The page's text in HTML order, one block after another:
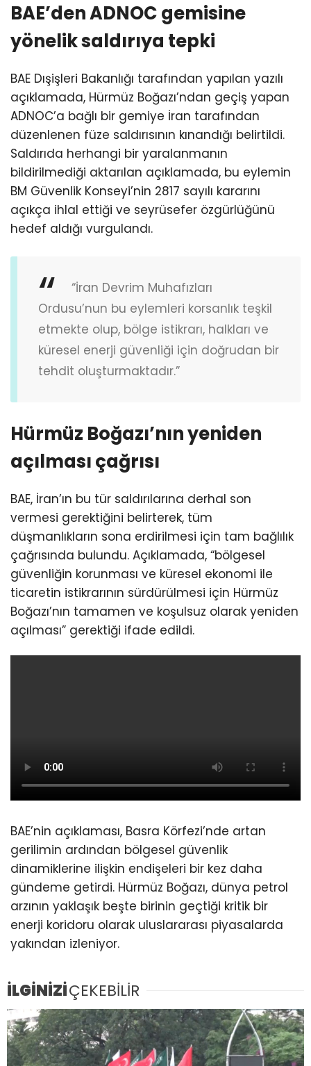
BAE’den ADNOC gemisine
yönelik saldırıya tepki
BAE Dışişleri Bakanlığı tarafından yapılan yazılı
açıklamada, Hürmüz Boğazı’ndan geçiş yapan
ADNOC’a bağlı bir gemiye İran tarafından
düzenlenen füze saldırısının kınandığı belirtildi.
Saldırıda herhangi bir yaralanmanın
bildirilmediği aktarılan açıklamada, bu eylemin
BM Güvenlik Konseyi’nin 2817 sayılı kararını
açıkça ihlal ettiği ve seyrüsefer özgürlüğünü
hedef aldığı vurgulandı.
“İran Devrim Muhafızları
Ordusu’nun bu eylemleri korsanlık teşkil
etmekte olup, bölge istikrarı, halkları ve
küresel enerji güvenliği için doğrudan bir
tehdit oluşturmaktadır.”
Hürmüz Boğazı’nın yeniden
açılması çağrısı
BAE, İran’ın bu tür saldırılarına derhal son
vermesi gerektiğini belirterek, tüm
düşmanlıkların sona erdirilmesi için tam bağlılık
çağrısında bulundu. Açıklamada, “bölgesel
güvenliğin korunması ve küresel ekonomi ile
ticaretin istikrarının sürdürülmesi için Hürmüz
Boğazı’nın tamamen ve koşulsuz olarak yeniden
açılması” gerektiği ifade edildi.
BAE’nin açıklaması, Basra Körfezi’nde artan
gerilimin ardından bölgesel güvenlik
dinamiklerine ilişkin endişeleri bir kez daha
gündeme getirdi. Hürmüz Boğazı, dünya petrol
arzının yaklaşık beşte birinin geçtiği kritik bir
enerji koridoru olarak uluslararası piyasalarda
yakından izleniyor.
İLGİNİZİÇEKEBİLİR